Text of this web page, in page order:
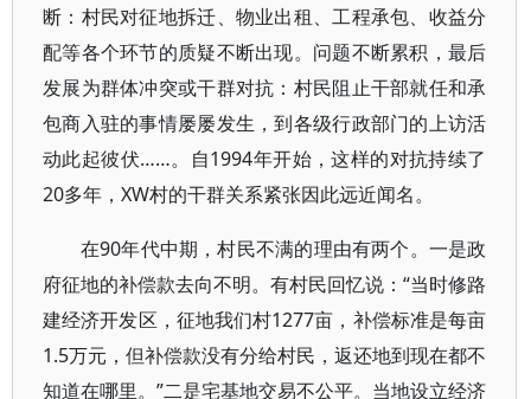
断：村民对征地拆迁、物业出租、工程承包、收益分
配等各个环节的质疑不断出现。问题不断累积，最后
发展为群体冲突或干群对抗：村民阻止干部就任和承
包商入驻的事情屡屡发生，到各级行政部门的上访活
动此起彼伏……。自1994年开始，这样的对抗持续了
20多年，XW村的干群关系紧张因此远近闻名。
在90年代中期，村民不满的理由有两个。一是政
府征地的补偿款去向不明。有村民回忆说：“当时修路
建经济开发区，征地我们村1277亩，补偿标准是每亩
1.5万元，但补偿款没有分给村民，返还地到现在都不
知道在哪里。”二是宅基地交易不公平。当地设立经济